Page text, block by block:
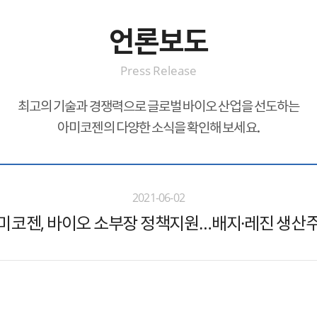
언론보도
Press Release
최고의 기술과 경쟁력으로 글로벌 바이오 산업을 선도하는
아미코젠의 다양한 소식을 확인해 보세요.
2021-06-02
코젠, 바이오 소부장 정책지원…배지·레진 생산